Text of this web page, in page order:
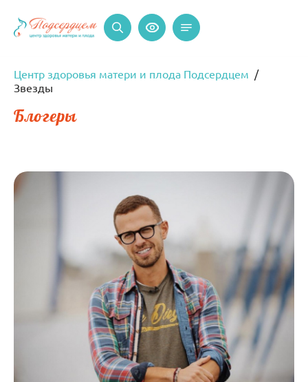
Блогеры
Центр здоровья матери и плода Подсердцем
Звезды